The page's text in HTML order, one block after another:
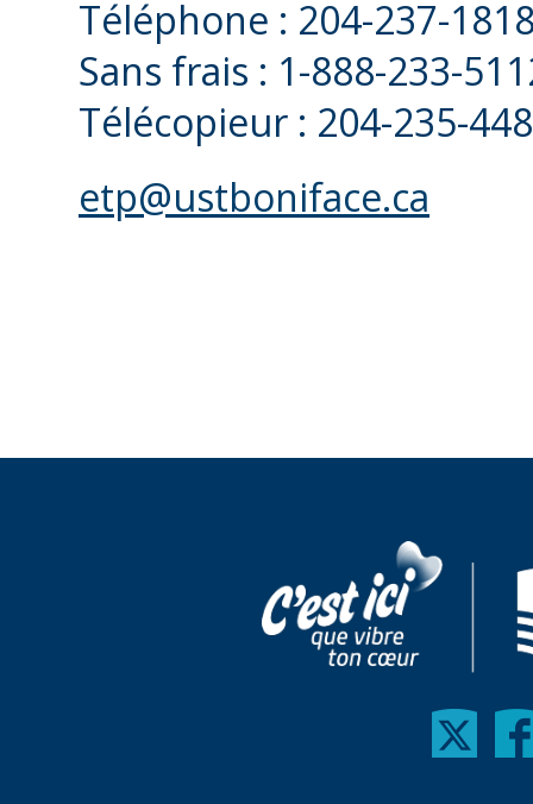
Téléphone : 204-237-
Sans frais : 1-888-233-
Télécopieur : 204-235-
etp@ustboniface.ca